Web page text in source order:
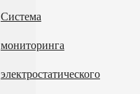
Система
мониторинга
электростатического